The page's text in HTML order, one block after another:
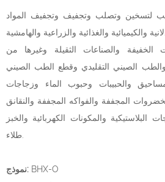
لتسخين وتصلب وتجفيف وتجفيف المواد
والكيميائية والغذائية والزراعية والهامشية
الخفيفة والصناعات الثقيلة وغيرها من
والطب الصيني التقليدي وقطع الطب الصيني
والحبيبات وحبوب الماء وزجاجات
المجففة والفواكه المجففة والنقانق
البلاستيكية والمكونات الكهربائية والخبز
نموذج: BHX-O